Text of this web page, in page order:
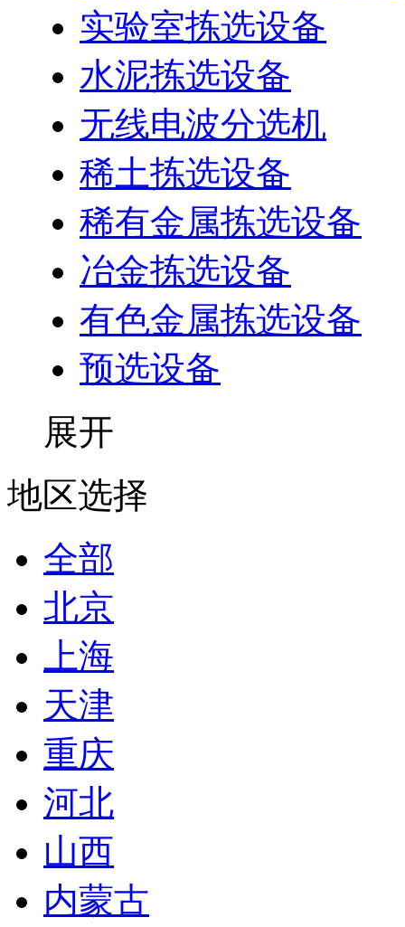
实验室拣选设备
水泥拣选设备
无线电波分选机
稀土拣选设备
稀有金属拣选设备
冶金拣选设备
有色金属拣选设备
预选设备
展开
地区选择
全部
北京
上海
天津
重庆
河北
山西
内蒙古